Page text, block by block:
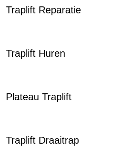
Traplift Reparatie
Traplift Huren
Plateau Traplift
Traplift Draaitrap